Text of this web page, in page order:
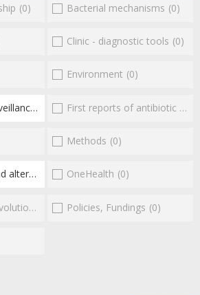
(0) Bacterial mechanisms (0)
Clinic - diagnostic tools (0)
Environment (0)
First reports of antibiotic resistance
Methods (0)
(1)
OneHealth (0)
Policies, Fundings (0)